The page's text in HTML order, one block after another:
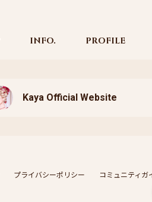
INFO. PROFILE
Kaya Official Website
プライバシーポリシー コミュニティガ